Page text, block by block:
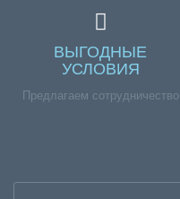
ВЫГОДНЫЕ
УСЛОВИЯ
Предлагаем сотрудничество